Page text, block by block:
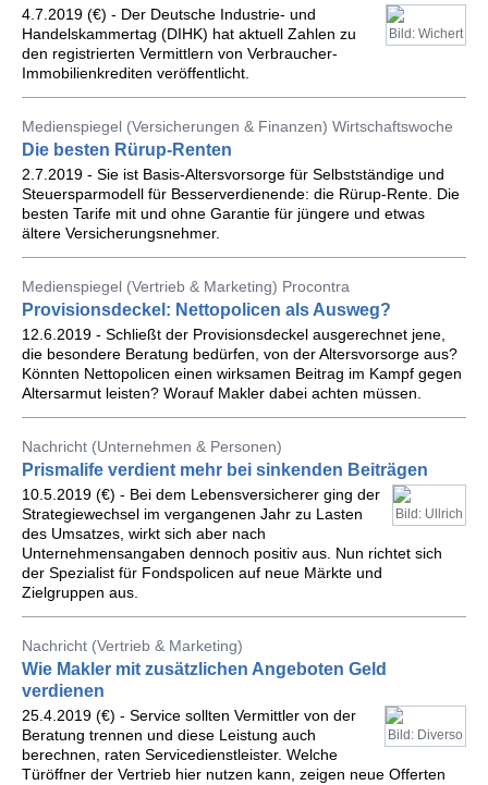
Bild: Wichert
4.7.2019 (€) - Der Deutsche Industrie- und
Handelskammertag (DIHK) hat aktuell Zahlen zu
den registrierten Vermittlern von Verbraucher-
Immobilienkrediten veröffentlicht.
Medienspiegel (Versicherungen & Finanzen) Wirtschaftswoche
Die besten Rürup-Renten
2.7.2019 - Sie ist Basis-Altersvorsorge für Selbstständige und
Steuersparmodell für Besserverdienende: die Rürup-Rente. Die
besten Tarife mit und ohne Garantie für jüngere und etwas
ältere Versicherungsnehmer.
Medienspiegel (Vertrieb & Marketing) Procontra
Provisionsdeckel: Nettopolicen als Ausweg?
12.6.2019 - Schließt der Provisionsdeckel ausgerechnet jene,
die besondere Beratung bedürfen, von der Altersvorsorge aus?
Könnten Nettopolicen einen wirksamen Beitrag im Kampf gegen
Altersarmut leisten? Worauf Makler dabei achten müssen.
Nachricht (Unternehmen & Personen)
Prismalife verdient mehr bei sinkenden Beiträgen
Bild: Ullrich
10.5.2019 (€) - Bei dem Lebensversicherer ging der
Strategiewechsel im vergangenen Jahr zu Lasten
des Umsatzes, wirkt sich aber nach
Unternehmensangaben dennoch positiv aus. Nun richtet sich
der Spezialist für Fondspolicen auf neue Märkte und
Zielgruppen aus.
Nachricht (Vertrieb & Marketing)
Wie Makler mit zusätzlichen Angeboten Geld
verdienen
Bild: Diverso
25.4.2019 (€) - Service sollten Vermittler von der
Beratung trennen und diese Leistung auch
berechnen, raten Servicedienstleister. Welche
Türöffner der Vertrieb hier nutzen kann, zeigen neue Offerten